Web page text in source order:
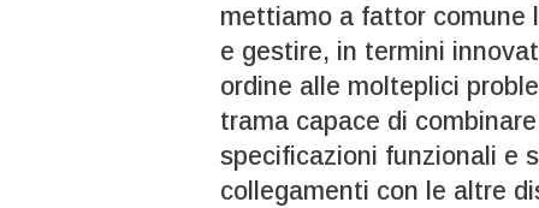
mettiamo a fattor comune
e gestire, in termini
ordine alle molteplici
trama capace di
specificazioni funzionali e
collegamenti con le altre